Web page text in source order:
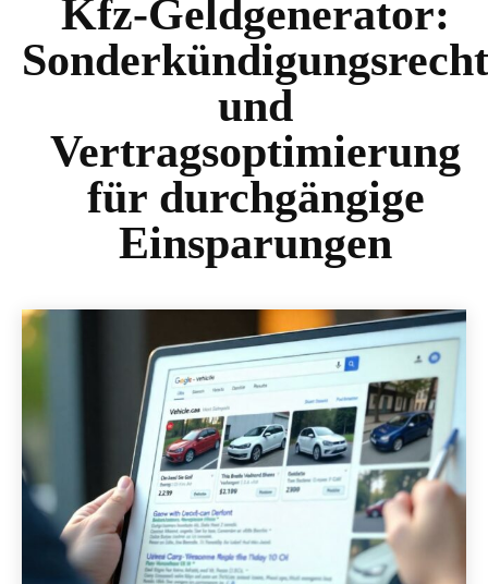
Kfz-Geldgenerator:
Sonderkündigungsrecht
und
Vertragsoptimierung
für durchgängige
Einsparungen